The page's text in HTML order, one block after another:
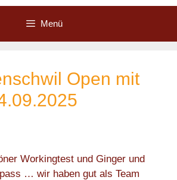
Menü
Open mit
Workingtest und Ginger und
… wir haben gut als Team